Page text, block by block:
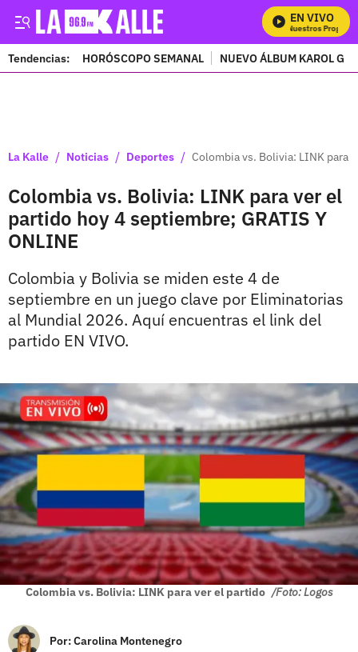
EN VIVO
Mira Todos Nuestros Programas
Tendencias: HORÓSCOPO SEMANAL NUEVO ÁLBUM KAROL G
La Kalle / Noticias / Deportes / Colombia vs. Bolivia: LINK para
Colombia vs. Bolivia: LINK para ver el
partido hoy 4 septiembre; GRATIS Y
ONLINE
Colombia y Bolivia se miden este 4 de
septiembre en un juego clave por Eliminatorias
al Mundial 2026. Aquí encuentras el link del
partido EN VIVO.
Colombia vs. Bolivia: LINK para ver el partido /Foto: Logos
Por:Carolina Montenegro